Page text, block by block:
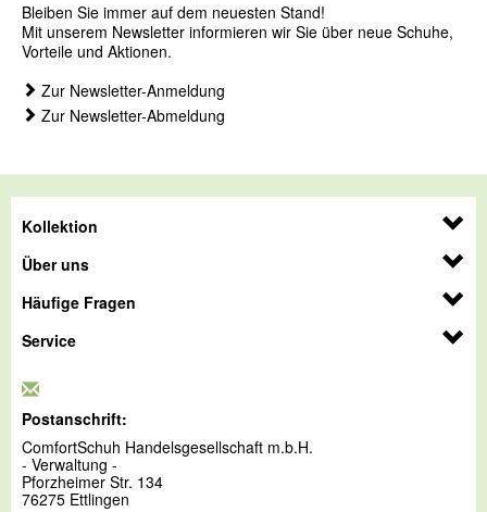
Bleiben Sie immer auf dem neuesten Stand!
Mit unserem Newsletter informieren wir Sie über neue Schuhe,
Vorteile und Aktionen.
Zur Newsletter-Anmeldung
Zur Newsletter-Abmeldung
Kollektion
Über uns
Häufige Fragen
Service
Postanschrift:
ComfortSchuh Handelsgesellschaft m.b.H.
- Verwaltung -
Pforzheimer Str. 134
76275 Ettlingen